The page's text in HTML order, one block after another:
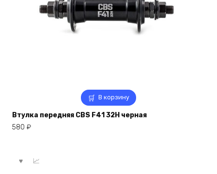
В корзину
Втулка передняя CBS F41 32Н черная
580 ₽